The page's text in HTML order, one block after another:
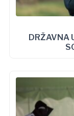
DRŽAVNA